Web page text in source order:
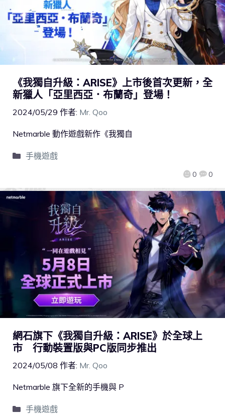
《我獨自升級：ARISE》上市後首次更新，全
新獵人「亞里西亞．布蘭奇」登場！
2024/05/29 作者: Mr. Qoo
0 0
Netmarble 動作遊戲新作《我獨自
手機遊戲
網石旗下《我獨自升級：ARISE》於全球上
市 行動裝置版與PC版同步推出
2024/05/08 作者: Mr. Qoo
Netmarble 旗下全新的手機與 P
手機遊戲